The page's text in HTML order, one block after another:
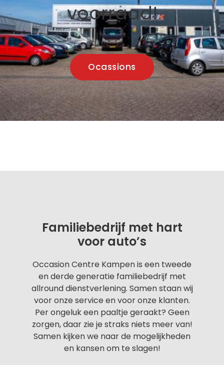
voorraad!
Ocassions
Familiebedrijf met hart
voor auto’s
Occasion Centre Kampen is een tweede
en derde generatie familiebedrijf met
allround dienstverlening. Samen staan wij
voor onze service en voor onze klanten.
Per ongeluk een paaltje geraakt? Geen
zorgen, daar zie je straks niets meer van!
Samen kijken we naar de mogelijkheden
en kansen om te slagen!